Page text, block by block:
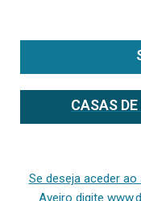
CASAS
Se deseja aceder
Aveiro digite